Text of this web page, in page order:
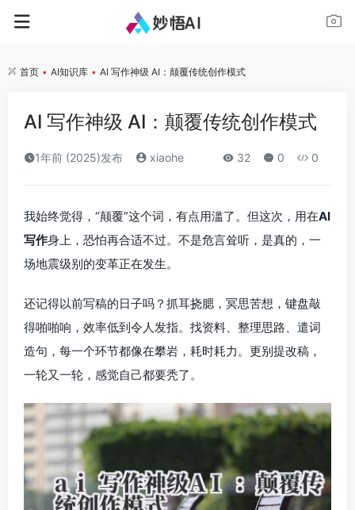
首页 • AI知识库 • AI 写作神级 AI：颠覆传统创作模式
AI 写作神级 AI：颠覆传统创作模式
1年前 (2025)发布 xiaohe 32 0 0
我始终觉得，“颠覆”这个词，有点用滥了。但这次，用在AI
写作身上，恐怕再合适不过。不是危言耸听，是真的，一
场地震级别的变革正在发生。
还记得以前写稿的日子吗？抓耳挠腮，冥思苦想，键盘敲
得啪啪响，效率低到令人发指。找资料、整理思路、遣词
造句，每一个环节都像在攀岩，耗时耗力。更别提改稿，
一轮又一轮，感觉自己都要秃了。